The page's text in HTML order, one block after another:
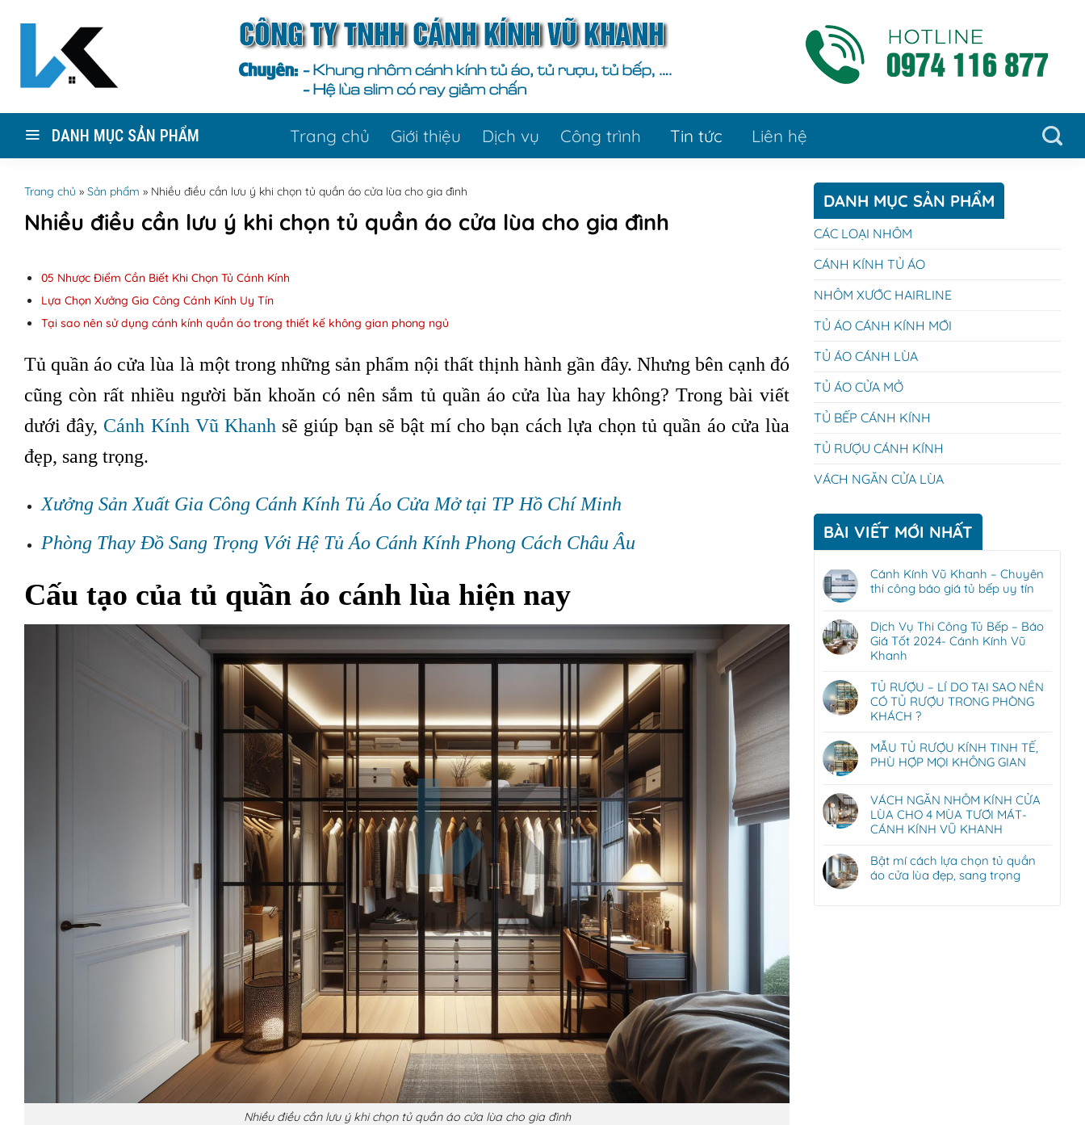
DANH MỤC SẢN PHẨM Trang chủ Giới thiệu Dịch vụ Công trình Tin tức Liên hệ
Trang chủ » Sản phẩm » Nhiều điều cần lưu ý khi chọn tủ quần áo cửa lùa cho gia đình
Nhiều điều cần lưu ý khi chọn tủ quần áo cửa lùa cho gia đình
05 Nhược Điểm Cần Biết Khi Chọn Tủ Cánh Kính
Lựa Chọn Xưởng Gia Công Cánh Kính Uy Tín
Tại sao nên sử dụng cánh kính quần áo trong thiết kế không gian phong ngủ
Tủ quần áo cửa lùa là một trong những sản phẩm nội thất thịnh hành gần đây. Nhưng bên cạnh đó
cũng còn rất nhiều người băn khoăn có nên sắm tủ quần áo cửa lùa hay không? Trong bài viết
dưới đây, Cánh Kính Vũ Khanhsẽ giúp bạn sẽ bật mí cho bạn cách lựa chọn tủ quần áo cửa lùa
đẹp, sang trọng.
Xưởng Sản Xuất Gia Công Cánh Kính Tủ Áo Cửa Mở tại TP Hồ Chí Minh
Phòng Thay Đồ Sang Trọng Với Hệ Tủ Áo Cánh Kính Phong Cách Châu Âu
Cấu tạo của tủ quần áo cánh lùa hiện nay
Nhiều điều cần lưu ý khi chọn tủ quần áo cửa lùa cho gia đình
DANH MỤC SẢN PHẨM
CÁC LOẠI NHÔM
CÁNH KÍNH TỦ ÁO
NHÔM XƯỚC HAIRLINE
TỦ ÁO CÁNH KÍNH MỚI
TỦ ÁO CÁNH LÙA
TỦ ÁO CỬA MỞ
TỦ BẾP CÁNH KÍNH
TỦ RƯỢU CÁNH KÍNH
VÁCH NGĂN CỬA LÙA
BÀI VIẾT MỚI NHẤT
Cánh Kính Vũ Khanh – Chuyên
thi công báo giá tủ bếp uy tín
Dịch Vụ Thi Công Tủ Bếp – Báo
Giá Tốt 2024- Cánh Kính Vũ
Khanh
TỦ RƯỢU – LÍ DO TẠI SAO NÊN
CÓ TỦ RƯỢU TRONG PHÒNG
KHÁCH ?
MẪU TỦ RƯỢU KÍNH TINH TẾ,
PHÙ HỢP MỌI KHÔNG GIAN
VÁCH NGĂN NHÔM KÍNH CỬA
LÙA CHO 4 MÙA TƯƠI MÁT-
CÁNH KÍNH VŨ KHANH
Bật mí cách lựa chọn tủ quần
áo cửa lùa đẹp, sang trọng